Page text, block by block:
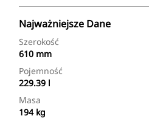
Najważniejsze Dane
Szerokość
610 mm
Pojemność
229.39 l
Masa
194 kg